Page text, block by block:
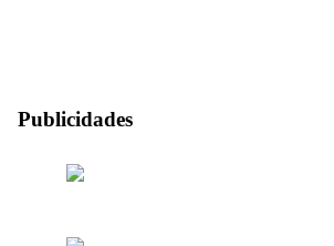
Publicidades